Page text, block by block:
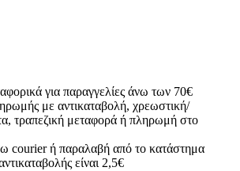
για παραγγελίες άνω των 70€
με αντικαταβολή, χρεωστική/
τραπεζική μεταφορά ή πληρωμή στο
courier ή παραλαβή από το κατάστημα
είναι 2,5€